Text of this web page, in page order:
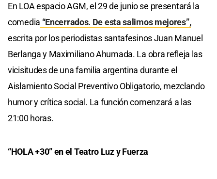
En LOA espacio AGM, el 29 de junio se presentará la
comedia “Encerrados. De esta salimos mejores”,
escrita por los periodistas santafesinos Juan Manuel
Berlanga y Maximiliano Ahumada. La obra refleja las
vicisitudes de una familia argentina durante el
Aislamiento Social Preventivo Obligatorio, mezclando
humor y crítica social. La función comenzará a las
21:00 horas.
“HOLA +30” en el Teatro Luz y Fuerza